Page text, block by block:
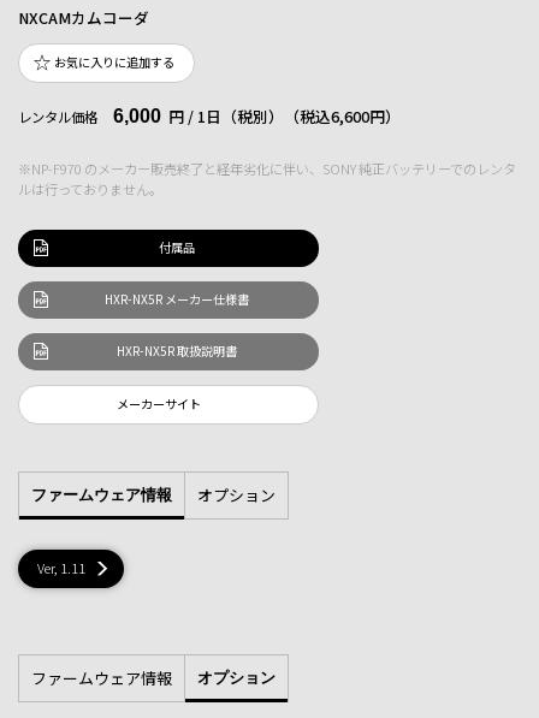
NXCAMカムコーダ
お気に入りに追加する
レンタル価格 6,000 円 / 1日（税別） （税込6,600円）
※NP-F970 のメーカー販売終了と経年劣化に伴い、SONY 純正バッテリーでのレンタ
ルは行っておりません。
付属品
HXR-NX5R メーカー仕様書
HXR-NX5R 取扱説明書
メーカーサイト
ファームウェア情報 オプション
Ver, 1.11
ファームウェア情報 オプション